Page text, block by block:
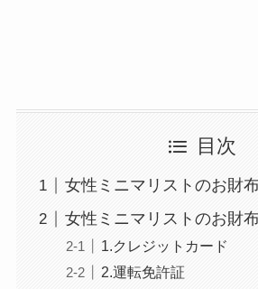
目次
女性ミニマリストのお財
女性ミニマリストのお財
1.クレジットカード
2.運転免許証